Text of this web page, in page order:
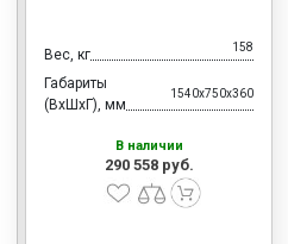
Вес, кг 158
Габариты
(ВхШхГ), мм
1540x750x360
В наличии
290 558 руб.